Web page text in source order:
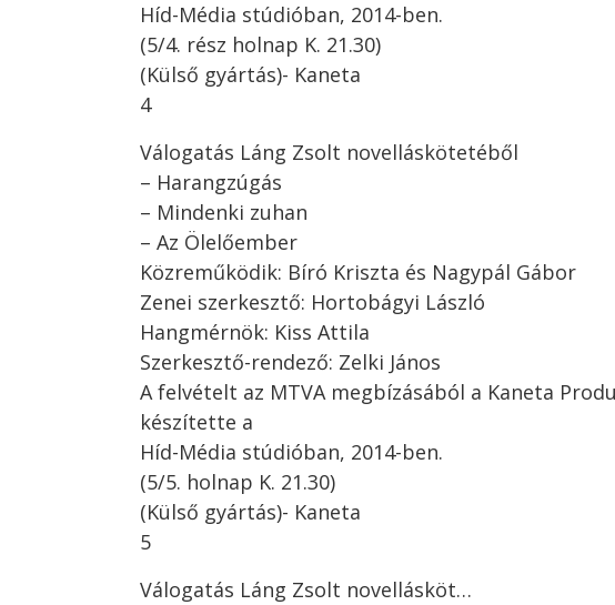
Híd-Média stúdióban, 2014-ben.
(5/4. rész holnap K. 21.30)
(Külső gyártás)- Kaneta
4
Válogatás Láng Zsolt novelláskötetéből
– Harangzúgás
– Mindenki zuhan
– Az Ölelőember
Közreműködik: Bíró Kriszta és Nagypál Gábor
Zenei szerkesztő: Hortobágyi László
Hangmérnök: Kiss Attila
Szerkesztő-rendező: Zelki János
A felvételt az MTVA megbízásából a Kaneta
készítette a
Híd-Média stúdióban, 2014-ben.
(5/5. holnap K. 21.30)
(Külső gyártás)- Kaneta
5
Válogatás Láng Zsolt novellásköt…